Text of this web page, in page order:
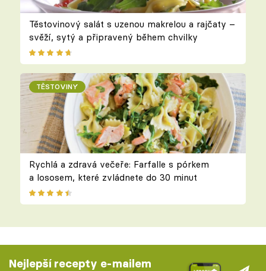
Těstovinový salát s uzenou makrelou a rajčaty –
svěží, sytý a připravený během chvilky
TĚSTOVINY
Rychlá a zdravá večeře: Farfalle s pórkem
a lososem, které zvládnete do 30 minut
Nejlepší recepty e-mailem